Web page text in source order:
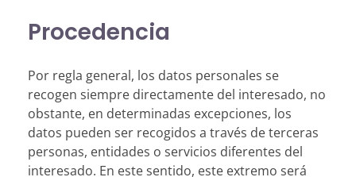
Procedencia
Por regla general, los datos personales se
recogen siempre directamente del interesado, no
obstante, en determinadas excepciones, los
datos pueden ser recogidos a través de terceras
personas, entidades o servicios diferentes del
interesado. En este sentido, este extremo será